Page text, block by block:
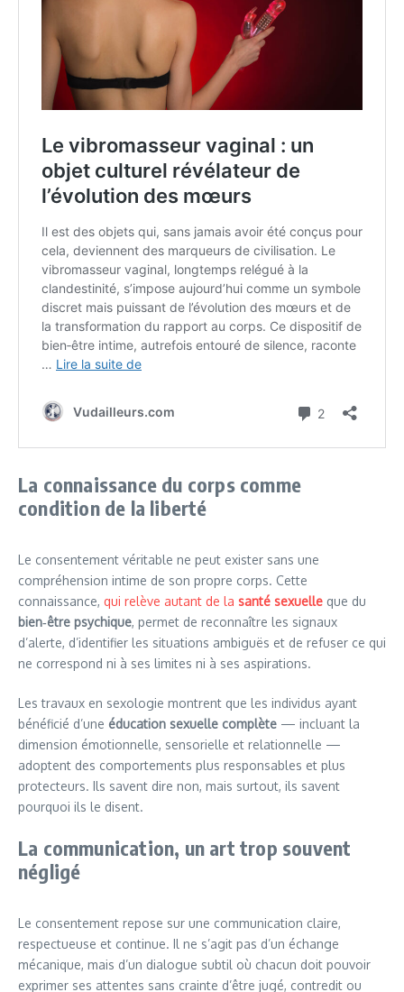
La connaissance du corps comme
condition de la liberté
Le consentement véritable ne peut exister sans une
compréhension intime de son propre corps. Cette
connaissance, qui relève autant de la santé sexuelle que du
bien‑être psychique, permet de reconnaître les signaux
d’alerte, d’identifier les situations ambiguës et de refuser ce qui
ne correspond ni à ses limites ni à ses aspirations.
Les travaux en sexologie montrent que les individus ayant
bénéficié d’une éducation sexuelle complète — incluant la
dimension émotionnelle, sensorielle et relationnelle —
adoptent des comportements plus responsables et plus
protecteurs. Ils savent dire non, mais surtout, ils savent
pourquoi ils le disent.
La communication, un art trop souvent
négligé
Le consentement repose sur une communication claire,
respectueuse et continue. Il ne s’agit pas d’un échange
mécanique, mais d’un dialogue subtil où chacun doit pouvoir
exprimer ses attentes sans crainte d’être jugé, contredit ou